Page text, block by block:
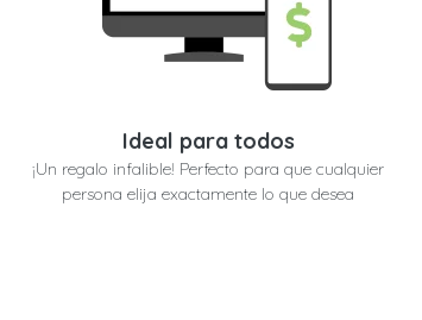
Ideal para todos
¡Un regalo infalible! Perfecto para que cualquier
persona elija exactamente lo que desea